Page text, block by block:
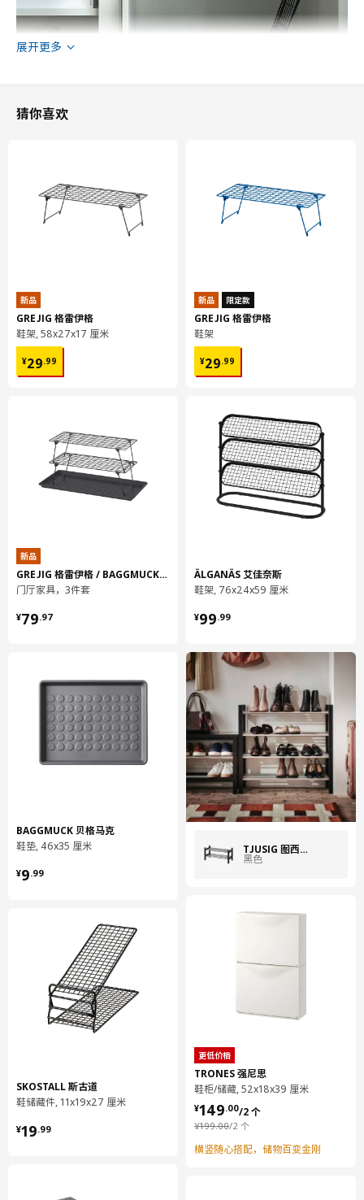
展开更多
猜你喜欢
新品
GREJIG 格雷伊格
鞋架, 58x27x17 厘米
¥29.99
¥ 29.99
新品
GREJIG 格雷伊格 / BAGGMUCK 贝格马克
门厅家具，3件套
¥79.97
¥ 79.97
BAGGMUCK 贝格马克
鞋垫, 46x35 厘米
¥9.99
¥ 9.99
SKOSTALL 斯古道
鞋储藏件, 11x19x27 厘米
¥19.99
¥ 19.99
新品 限定款
GREJIG 格雷伊格
鞋架
¥29.99
¥ 29.99
ÄLGANÄS 艾佳奈斯
鞋架, 76x24x59 厘米
¥99.99
¥ 99.99
TJUSIG 图西格
黑色
更低价格
TRONES 强尼思
鞋柜/储藏, 52x18x39 厘米
¥199.00/2 个
¥ 199.00/2 个
¥149.00/2 个
¥ 149.00/2 个
横竖随心搭配，储物百变金刚